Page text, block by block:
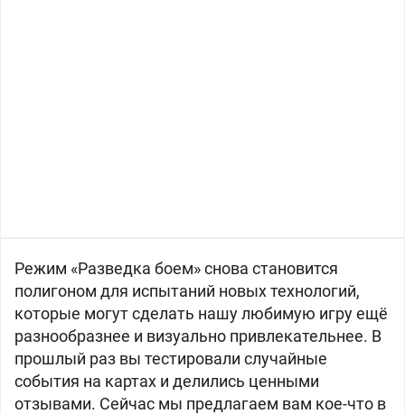
Режим «Разведка боем» снова становится
полигоном для испытаний новых технологий,
которые могут сделать нашу любимую игру ещё
разнообразнее и визуально привлекательнее. В
прошлый раз вы тестировали случайные
события на картах и делились ценными
отзывами. Сейчас мы предлагаем вам кое-что в